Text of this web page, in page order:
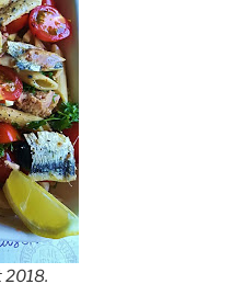
2018.